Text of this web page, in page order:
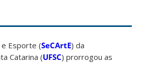
Esporte (SeCArtE) da
Catarina (UFSC) prorrogou as